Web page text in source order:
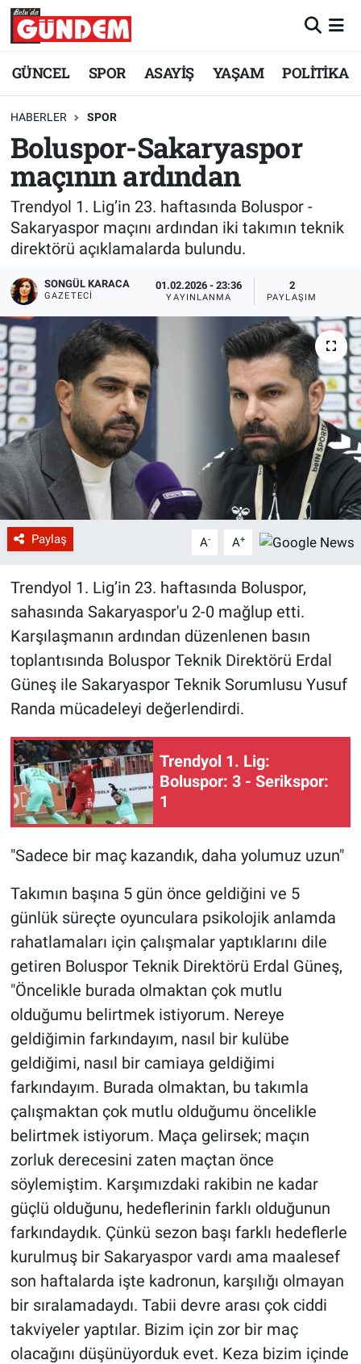
GÜNCEL SPOR ASAYİŞ YAŞAM POLİTİKA
HABERLER SPOR
Boluspor-Sakaryaspor
maçının ardından
Trendyol 1. Lig’in 23. haftasında Boluspor -
Sakaryaspor maçını ardından iki takımın teknik
direktörü açıklamalarda bulundu.
SONGÜL KARACA
GAZETECI
01.02.2026 - 23:36
YAYINLANMA
2
PAYLAŞIM
Paylaş A- A+
Trendyol 1. Lig’in 23. haftasında Boluspor,
sahasında Sakaryaspor'u 2-0 mağlup etti.
Karşılaşmanın ardından düzenlenen basın
toplantısında Boluspor Teknik Direktörü Erdal
Güneş ile Sakaryaspor Teknik Sorumlusu Yusuf
Randa mücadeleyi değerlendirdi.
Trendyol 1. Lig:
Boluspor: 3 - Serikspor:
1
"Sadece bir maç kazandık, daha yolumuz uzun"
Takımın başına 5 gün önce geldiğini ve 5
günlük süreçte oyunculara psikolojik anlamda
rahatlamaları için çalışmalar yaptıklarını dile
getiren Boluspor Teknik Direktörü Erdal Güneş,
"Öncelikle burada olmaktan çok mutlu
olduğumu belirtmek istiyorum. Nereye
geldiğimin farkındayım, nasıl bir kulübe
geldiğimi, nasıl bir camiaya geldiğimi
farkındayım. Burada olmaktan, bu takımla
çalışmaktan çok mutlu olduğumu öncelikle
belirtmek istiyorum. Maça gelirsek; maçın
zorluk derecesini zaten maçtan önce
söylemiştim. Karşımızdaki rakibin ne kadar
güçlü olduğunu, hedeflerinin farklı olduğunun
farkındaydık. Çünkü sezon başı farklı hedeflerle
kurulmuş bir Sakaryaspor vardı ama maalesef
son haftalarda işte kadronun, karşılığı olmayan
bir sıralamadaydı. Tabii devre arası çok ciddi
takviyeler yaptılar. Bizim için zor bir maç
olacağını düşünüyorduk evet. Keza bizim içinde
Merkez Nöbetçi Eczaneler
Merkez Trafik Yoğunluk Haritası
Süper Lig Puan Durumu ve Fikstür
Tüm Manşetler